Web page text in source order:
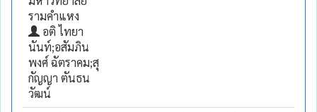
รามคำแหง
อติ ไทยา
นันท์;อสัมภิน
พงศ์ ฉัตราคม;สุ
กัญญา ตันธน
วัฒน์